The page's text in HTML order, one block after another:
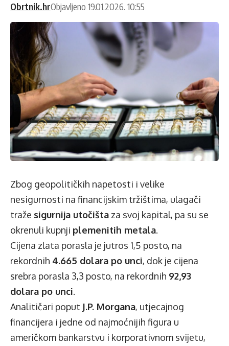
Obrtnik.hrObjavljeno 19.01.2026. 10:55
Zbog geopolitičkih napetosti i velike
nesigurnosti na financijskim tržištima, ulagači
traže sigurnija utočišta za svoj kapital, pa su se
okrenuli kupnji plemenitih metala.
Cijena zlata porasla je jutros 1,5 posto, na
rekordnih 4.665 dolara po unci, dok je cijena
srebra porasla 3,3 posto, na rekordnih 92,93
dolara po unci.
Analitičari poput J.P. Morgana, utjecajnog
financijera i jedne od najmoćnijih figura u
američkom bankarstvu i korporativnom svijetu,